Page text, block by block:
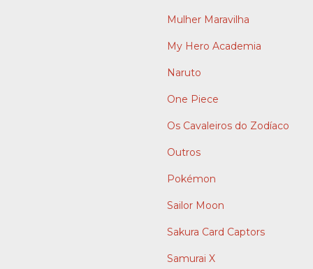
Mulher Maravilha
My Hero Academia
Naruto
One Piece
Os Cavaleiros do Zodíaco
Outros
Pokémon
Sailor Moon
Sakura Card Captors
Samurai X